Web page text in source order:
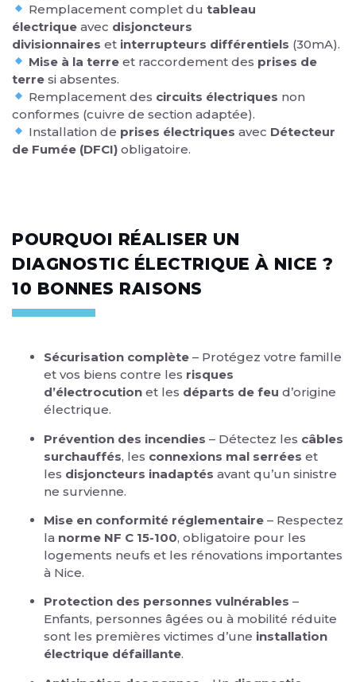
Remplacement complet dutableau
électrique avec disjoncteurs
divisionnaires et interrupteurs différentiels (30mA).
Mise à la terre et raccordement des prises de
terre si absentes.
Remplacement des circuits électriques non
conformes (cuivre de section adaptée).
Installation de prises électriques avec Détecteur
de Fumée (DFCI) obligatoire.
POURQUOI RÉALISER UN
DIAGNOSTIC ÉLECTRIQUE À NICE ?
10 BONNES RAISONS
Sécurisation complète – Protégez votre famille
et vos biens contre les risques
d’électrocution et les départs de feu d’origine
électrique.
Prévention des incendies – Détectez les câbles
surchauffés, les connexions mal serrées et
les disjoncteurs inadaptés avant qu’un sinistre
ne survienne.
Mise en conformité réglementaire – Respectez
la norme NF C 15-100, obligatoire pour les
logements neufs et les rénovations importantes
à Nice.
Protection des personnes vulnérables –
Enfants, personnes âgées ou à mobilité réduite
sont les premières victimes d’une installation
électrique défaillante.